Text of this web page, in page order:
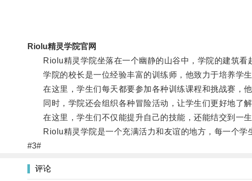
Riolu精灵学院官网
Riolu精灵学院坐落在一个幽静的山谷中，学院的建筑看
学院的校长是一位经验丰富的训练师，他致力于培养学生
在这里，学生们每天都要参加各种训练课程和挑战赛，他
同时，学院还会组织各种冒险活动，让学生们更好地了解
在这里，学生们不仅能提升自己的技能，还能结交到一生
Riolu精灵学院是一个充满活力和友谊的地方，每一个学
#3#
评论